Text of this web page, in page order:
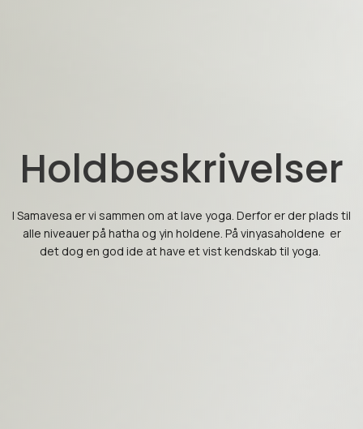
Holdbeskrivelser
I Samavesa er vi sammen om at lave yoga. Derfor er der plads til
alle niveauer på hatha og yin holdene. På vinyasaholdene er
det dog en god ide at have et vist kendskab til yoga.